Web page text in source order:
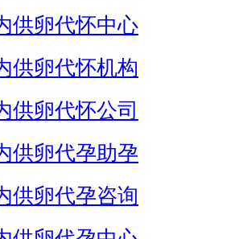
供卵代怀中心
供卵代怀机构
供卵代怀公司
供卵代孕助孕
供卵代孕咨询